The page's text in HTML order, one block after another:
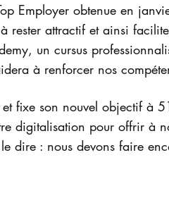
Employer obtenue en
attractif et ainsi
un cursus
à renforcer nos
et fixe son nouvel objectif à
digitalisation pour offrir à
dire : nous devons faire